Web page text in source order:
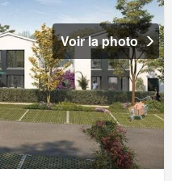
Voir la photo